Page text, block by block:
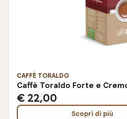
CAFFÈ TORALDO
Caffè Toraldo Forte e
€ 22,00
Scopri di più